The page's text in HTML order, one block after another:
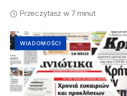
Przeczytasz w 7 minut
WIADOMOŚCI